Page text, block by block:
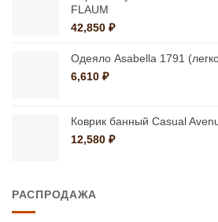
FLAUM
42,850 ₽
Одеяло Asabella 1791
6,610 ₽
Коврик банный Casual
12,580 ₽
РАСПРОДАЖА